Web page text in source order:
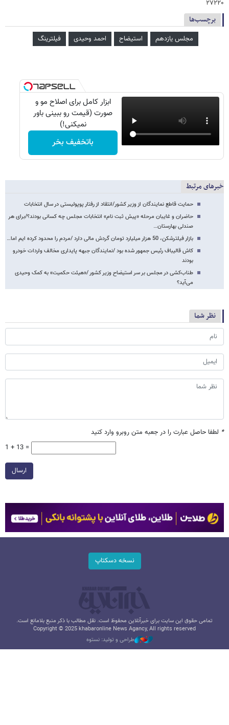
۲۷۲۲۰
برچسب‌ها
مجلس یازدهم استیضاح احمد وحیدی فیلترینگ
ابزار کامل برای اصلاح مو و
صورت (قیمت رو ببینی باور
نمیکنی!)
باتخفیف بخر
خبرهای مرتبط
حمایت قاطع نمایندگان از وزیر کشور/انتقاد از رفتار پوپولیستی در سال انتخابات
حاضران و غایبان مرحله «پیش ثبت نام» انتخابات مجلس چه کسانی بودند؟/برای هر
صندلی بهارستان…
بازار فیلترشکن، 50 هزار میلیارد تومان گردش مالی دارد /مردم را محدود کرده ایم اما…
کاش قالیباف رئیس جمهور شده بود /نمایندگان جبهه پایداری مخالف واردات خودرو
بودند
طناب‌کشی در مجلس بر سر استیضاح وزیر کشور /«هیئت حکمیت» به کمک وحیدی
می‌آید؟
نظر شما
* لطفا حاصل عبارت را در جعبه متن روبرو وارد کنید
1 + 13 =
ارسال
نسخه دسکتاپ
تمامی حقوق این سایت برای خبرآنلاین محفوظ است. نقل مطالب با ذکر منبع بلامانع است.
Copyright © 2025 khabaronline News Agancy, All rights reserved
طراحی و تولید: نستوه